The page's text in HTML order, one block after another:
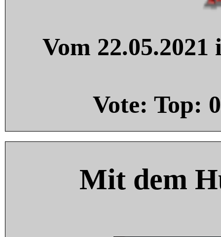
Vom
Vote: Top: 0
Mit dem